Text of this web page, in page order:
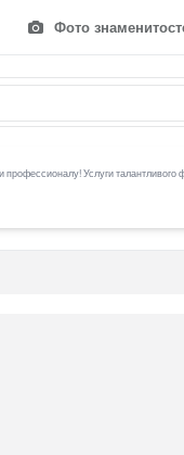
Фото
Услуги талантливого